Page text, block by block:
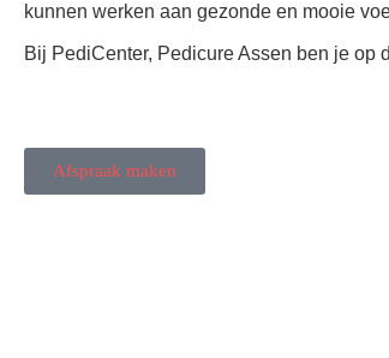
kunnen werken aan gezonde en mooie
Bij PediCenter, Pedicure Assen ben je op
Afspraak maken